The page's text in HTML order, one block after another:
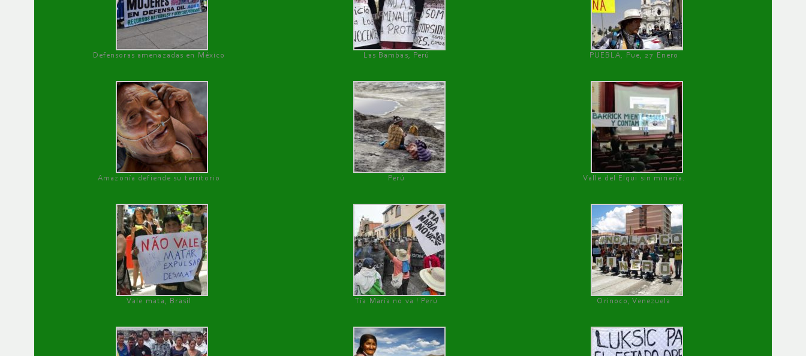
Defensoras amenazadas en México Las Bambas, Perú PUEBLA, Pue, 27 Enero
Amazonía defiende su territorio Perú Valle del Elqui sin minería.
Vale mata, Brasil Tía María no va ! Perú Orinoco, Venezuela